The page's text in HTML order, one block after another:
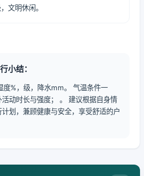
文明休闲。
小结：
%，级，降水mm。 气温条件一
动时长与强度； 。 建议根据自身情
划，兼顾健康与安全，享受舒适的户